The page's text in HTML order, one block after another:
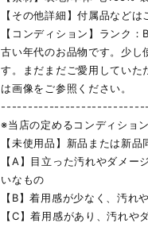
【その他詳細】付属品などは
【コンディション】ランク：B
古い年代のお品物です。少し
す。まだまだご愛用していた
は画像をご参照ください。
※当店の定めるコンディション
【未使用品】新品または新品
【A】目立った汚れやダメー
いなもの
【B】着用感が少なく、汚れ
【C】着用感があり、汚れや